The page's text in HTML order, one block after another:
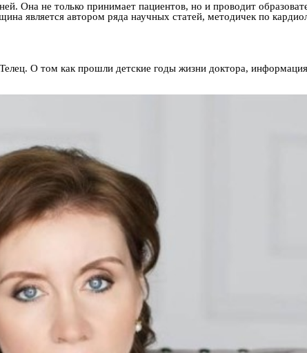
Она не только принимает пациентов, но и проводит
является автором ряда научных статей, методичек по
О том как прошли детские годы жизни доктора,